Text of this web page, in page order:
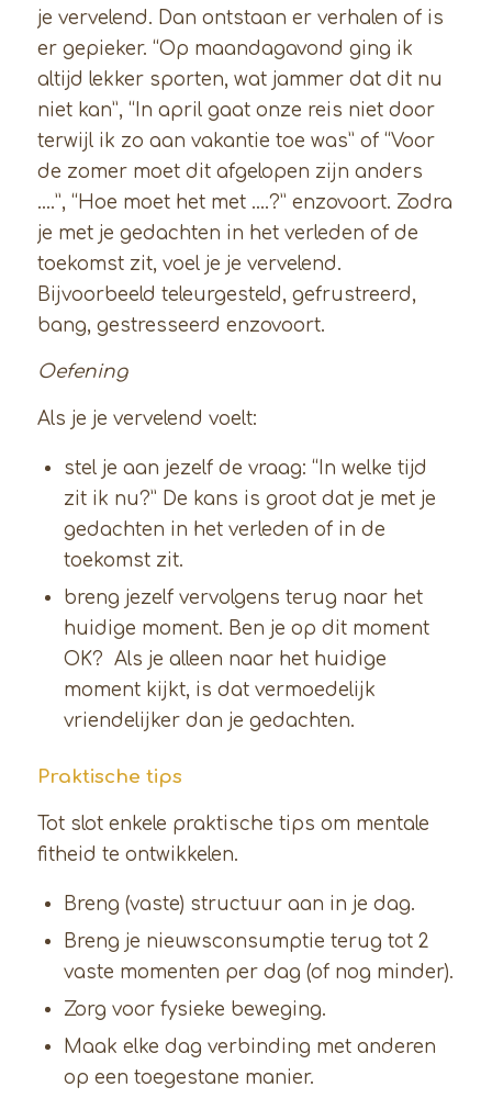
je vervelend. Dan ontstaan er verhalen of is
er gepieker. “Op maandagavond ging ik
altijd lekker sporten, wat jammer dat dit nu
niet kan”, “In april gaat onze reis niet door
terwijl ik zo aan vakantie toe was” of “Voor
de zomer moet dit afgelopen zijn anders
….”, “Hoe moet het met ….?” enzovoort. Zodra
je met je gedachten in het verleden of de
toekomst zit, voel je je vervelend.
Bijvoorbeeld teleurgesteld, gefrustreerd,
bang, gestresseerd enzovoort.
Oefening
Als je je vervelend voelt:
stel je aan jezelf de vraag: “In welke tijd
zit ik nu?” De kans is groot dat je met je
gedachten in het verleden of in de
toekomst zit.
breng jezelf vervolgens terug naar het
huidige moment. Ben je op dit moment
OK? Als je alleen naar het huidige
moment kijkt, is dat vermoedelijk
vriendelijker dan je gedachten.
Praktische tips
Tot slot enkele praktische tips om mentale
fitheid te ontwikkelen.
Breng (vaste) structuur aan in je dag.
Breng je nieuwsconsumptie terug tot 2
vaste momenten per dag (of nog minder).
Zorg voor fysieke beweging.
Maak elke dag verbinding met anderen
op een toegestane manier.